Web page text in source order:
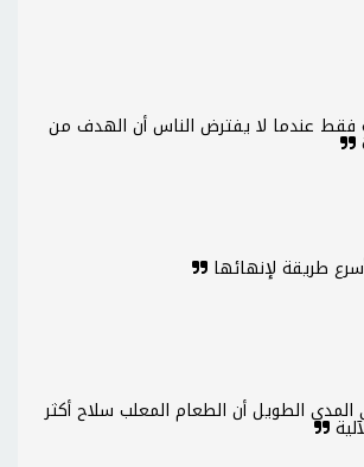
فقط عندما لا يفترض الناس أن الهدف من
طريقة لإنهائها
الطويل أن الطعام المعلب سلاح أكثر